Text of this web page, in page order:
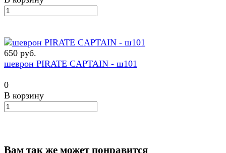
650 руб.
шеврон PIRATE CAPTAIN - ш101
0
В корзину
Вам так же может понравится